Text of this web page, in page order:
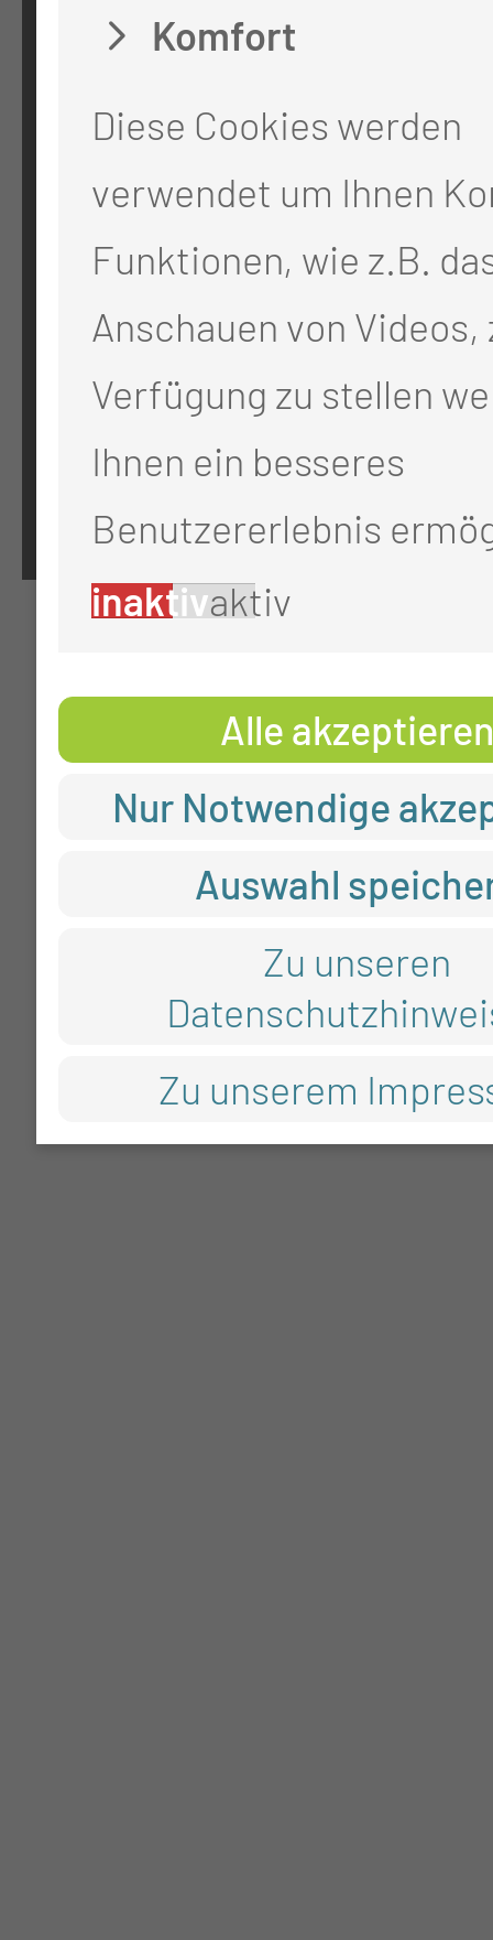
Medizinische Universität
Thiemstr. 111
03048 Cottbus
RECHTLICHES
Impressum
Datenschutz
Cookie-Einstellungen
Komfort
Diese Cookies werden
verwendet um Ihnen
Funktionen, wie z.B.
Anschauen von Videos,
Verfügung zu stellen
Ihnen ein besseres
Benutzererlebnis
inaktivaktiv
Alle
Nur Notwendige
Auswahl
Zu unseren
Zu unserem